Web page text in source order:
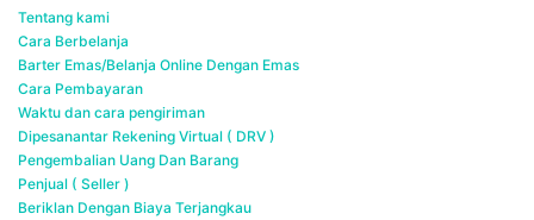
Tentang kami
Cara Berbelanja
Barter Emas/Belanja Online Dengan Emas
Cara Pembayaran
Waktu dan cara pengiriman
Dipesanantar Rekening Virtual ( DRV )
Pengembalian Uang Dan Barang
Penjual ( Seller )
Beriklan Dengan Biaya Terjangkau